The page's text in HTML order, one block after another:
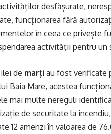
desfășurate,
funcționarea fără
în ceea ce privește
activității pentru un
de marți au fost verificate
Baia Mare, acestea
mai multe nereguli
de securitate la
12 amenzi în valoarea de